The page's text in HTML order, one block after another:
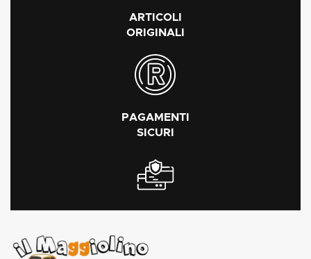
ARTICOLI
ORIGINALI
PAGAMENTI
SICURI